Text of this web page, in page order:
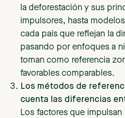
la deforestación y sus
impulsores, hasta
cada país que reflejan la
pasando por enfoques a
toman como referencia
favorables comparables.
Los métodos de
cuenta las diferencias
Los factores que